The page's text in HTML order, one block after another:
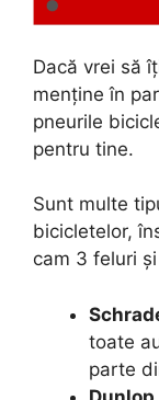
Dacă vrei să
menține în
pneurile
pentru tine.
Sunt multe
bicicletelor,
cam 3 feluri
toate
parte